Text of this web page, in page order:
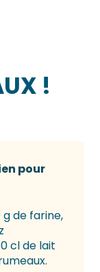
!
pour
g de farine,
cl de lait